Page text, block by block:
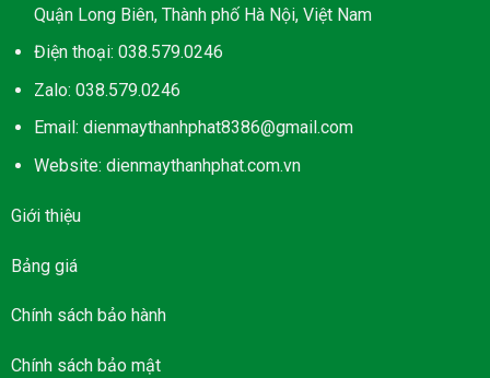
Quận Long Biên, Thành phố Hà Nội, Việt Nam
Điện thoại: 038.579.0246
Zalo: 038.579.0246
Email: dienmaythanhphat8386@gmail.com
Website: dienmaythanhphat.com.vn
Giới thiệu
Bảng giá
Chính sách bảo hành
Chính sách bảo mật